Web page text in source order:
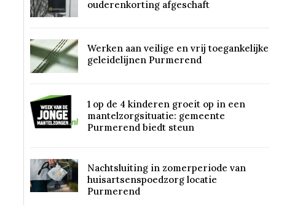
ouderenkorting afgeschaft
Werken aan veilige en vrij toegankelijke
geleidelijnen Purmerend
1 op de 4 kinderen groeit op in een
mantelzorgsituatie: gemeente
Purmerend biedt steun
Nachtsluiting in zomerperiode van
huisartsenspoedzorg locatie
Purmerend